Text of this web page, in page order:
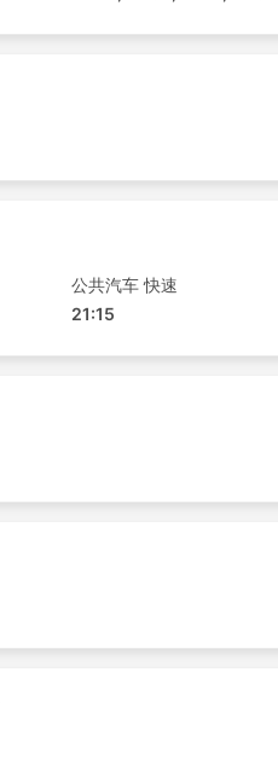
公共汽车 快速
21:15